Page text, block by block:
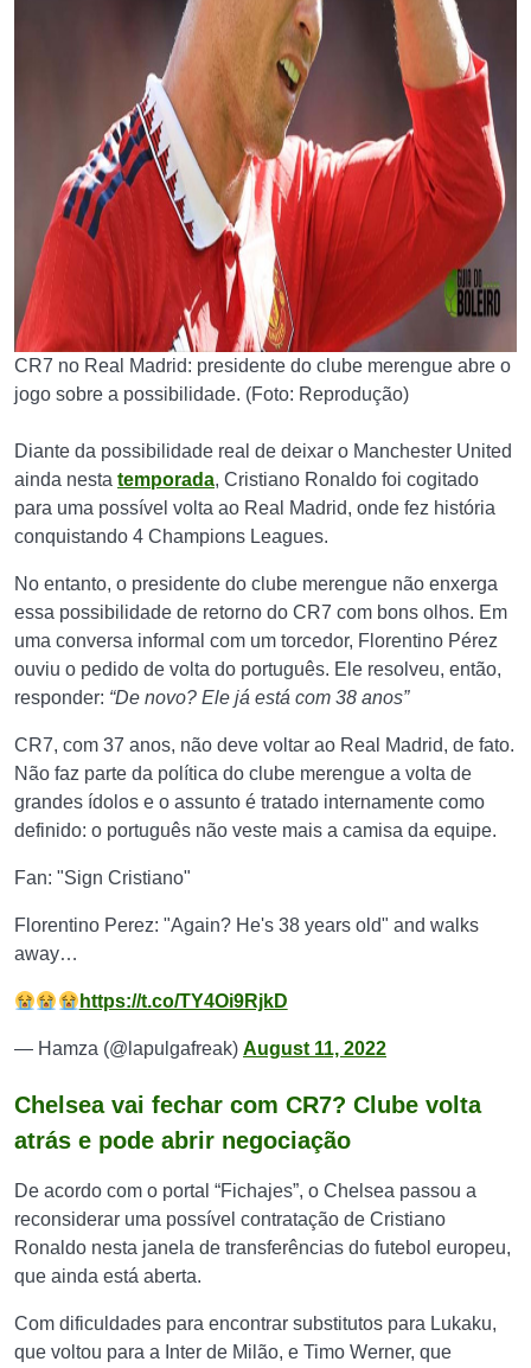
CR7 no Real Madrid: presidente do clube merengue abre o
jogo sobre a possibilidade. (Foto: Reprodução)
Diante da possibilidade real de deixar o Manchester United
ainda nesta temporada, Cristiano Ronaldo foi cogitado
para uma possível volta ao Real Madrid, onde fez história
conquistando 4 Champions Leagues.
No entanto, o presidente do clube merengue não enxerga
essa possibilidade de retorno do CR7 com bons olhos. Em
uma conversa informal com um torcedor, Florentino Pérez
ouviu o pedido de volta do português. Ele resolveu, então,
responder: “De novo? Ele já está com 38 anos”
CR7, com 37 anos, não deve voltar ao Real Madrid, de fato.
Não faz parte da política do clube merengue a volta de
grandes ídolos e o assunto é tratado internamente como
definido: o português não veste mais a camisa da equipe.
Fan: "Sign Cristiano"
Florentino Perez: "Again? He's 38 years old" and walks
away…
https://t.co/TY4Oi9RjkD
— Hamza (@lapulgafreak) August 11, 2022
Chelsea vai fechar com CR7? Clube volta
atrás e pode abrir negociação
De acordo com o portal “Fichajes”, o Chelsea passou a
reconsiderar uma possível contratação de Cristiano
Ronaldo nesta janela de transferências do futebol europeu,
que ainda está aberta.
Com dificuldades para encontrar substitutos para Lukaku,
que voltou para a Inter de Milão, e Timo Werner, que